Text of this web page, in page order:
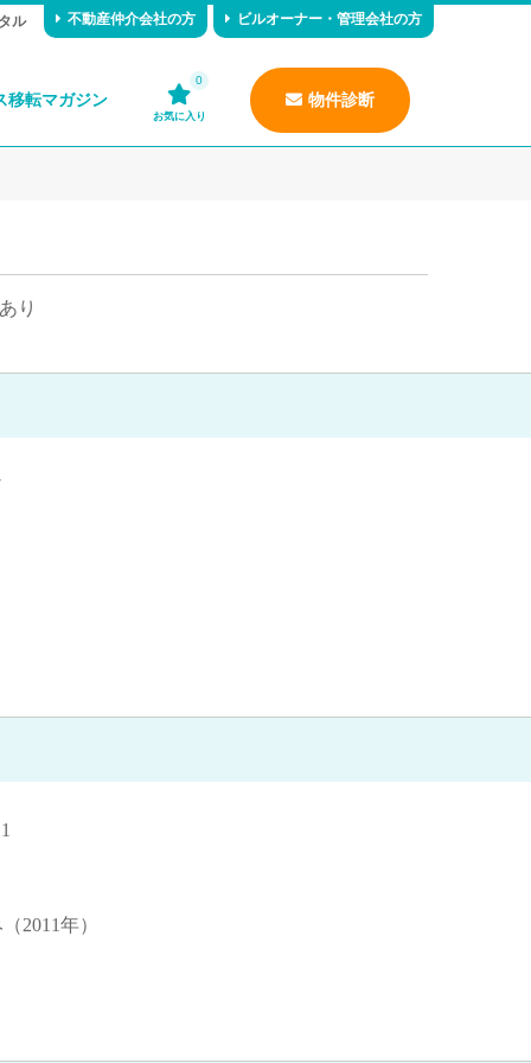
ル 不動産仲介会社の方 ビルオーナー・管理会社の方
移転マガジン
0
お気に入り
物件診断
り
2011年）